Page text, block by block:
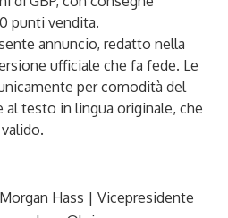
punti vendita.
annuncio, redatto nella
ufficiale che fa fede. Le
per comodità del
testo in lingua originale, che
Morgan Hass | Vicepresidente